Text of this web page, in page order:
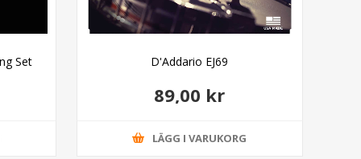
Set D'Addario EJ69
89,00 kr
LÄGG I VARUKORG